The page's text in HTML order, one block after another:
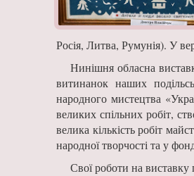
Росія, Литва, Румунія). У
Нинішня обласна
витинанок наших
народного мистецтва
великих спільних робіт,
велика кількість робіт
народної творчості та у
Свої роботи на